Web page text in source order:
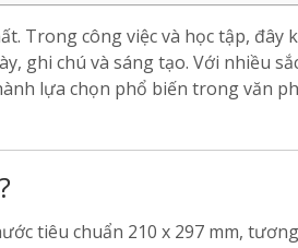
Trong công việc và học tập, đây
ghi chú và sáng tạo. Với nhiều
lựa chọn phổ biến trong văn
tiêu chuẩn 210 x 297 mm,